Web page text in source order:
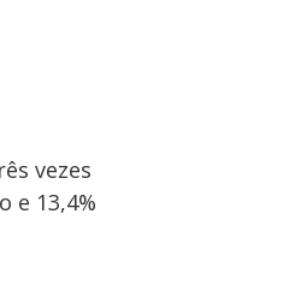
vezes
e 13,4%